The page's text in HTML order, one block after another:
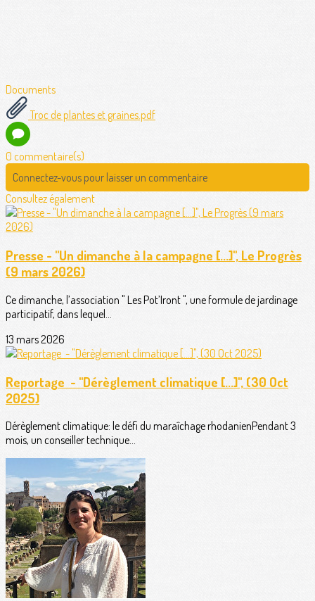
Documents
Troc de plantes et graines.pdf
0 commentaire(s)
Connectez-vous pour laisser un commentaire
Consultez également
Presse - "Un dimanche à la campagne [...]", Le Progrès
(9 mars 2026)
Ce dimanche, l’association " Les Pot’Iront ", une formule de jardinage
participatif, dans lequel...
13 mars 2026
Reportage - "Dérèglement climatique [...]", (30 Oct
2025)
Dérèglement climatique: le défi du maraîchage rhodanienPendant 3
mois, un conseiller technique...